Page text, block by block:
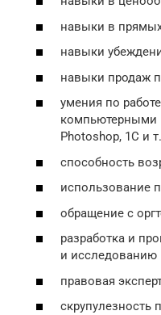
навыки в
навыки
навыки продаж
умения по
компьютерными
Photoshop, 1С и
способность
использование
обращение с
разработка и
и исследованию
правовая
скрупулезность